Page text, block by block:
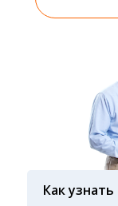
Как
Результаты
вами при